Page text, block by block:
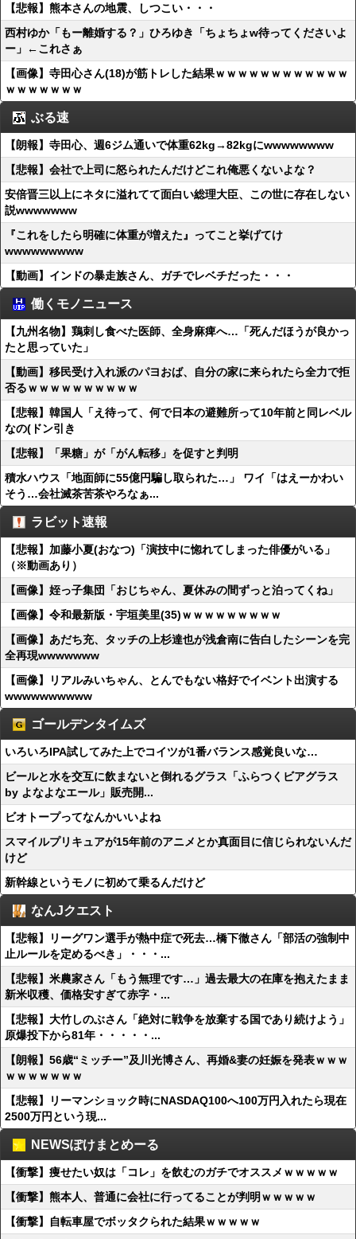
【悲報】熊本さんの地震、しつこい・・・
西村ゆか「もー離婚する？」ひろゆき「ちょちょw待ってくださいよ
ー」←これさぁ
【画像】寺田心さん(18)が筋トレした結果ｗｗｗｗｗｗｗｗｗｗｗｗ
ｗｗｗｗｗｗｗ
ぶる速
【朗報】寺田心、週6ジム通いで体重62kg→82kgにwwwwwwww
【悲報】会社で上司に怒られたんだけどこれ俺悪くないよな？
安倍晋三以上にネタに溢れてて面白い総理大臣、この世に存在しない
説wwwwwww
『これをしたら明確に体重が増えた』ってこと挙げてけ
wwwwwwwww
【動画】インドの暴走族さん、ガチでレベチだった・・・
働くモノニュース
【九州名物】鶏刺し食べた医師、全身麻痺へ…「死んだほうが良かっ
たと思っていた」
【動画】移民受け入れ派のパヨおば、自分の家に来られたら全力で拒
否るｗｗｗｗｗｗｗｗｗｗ
【悲報】韓国人「え待って、何で日本の避難所って10年前と同レベル
なの(ドン引き
【悲報】「果糖」が「がん転移」を促すと判明
積水ハウス「地面師に55億円騙し取られた…」 ワイ「はえーかわい
そう…会社滅茶苦茶やろなぁ...
ラビット速報
【悲報】加藤小夏(おなつ)「演技中に惚れてしまった俳優がいる」
（※動画あり）
【画像】姪っ子集団「おじちゃん、夏休みの間ずっと泊ってくね」
【画像】令和最新版・宇垣美里(35)ｗｗｗｗｗｗｗｗｗ
【画像】あだち充、タッチの上杉達也が浅倉南に告白したシーンを完
全再現wwwwwww
【画像】リアルみいちゃん、とんでもない格好でイベント出演する
wwwwwwwwww
ゴールデンタイムズ
いろいろIPA試してみた上でコイツが1番バランス感覚良いな…
ビールと水を交互に飲まないと倒れるグラス「ふらつくビアグラス
by よなよなエール」販売開...
ビオトープってなんかいいよね
スマイルプリキュアが15年前のアニメとか真面目に信じられないんだ
けど
新幹線というモノに初めて乗るんだけど
なんJクエスト
【悲報】リーグワン選手が熱中症で死去…橋下徹さん「部活の強制中
止ルールを定めるべき」・・・...
【悲報】米農家さん「もう無理です…」過去最大の在庫を抱えたまま
新米収穫、価格安すぎて赤字・...
【悲報】大竹しのぶさん「絶対に戦争を放棄する国であり続けよう」
原爆投下から81年・・・・・...
【朗報】56歳“ミッチー”及川光博さん、再婚&妻の妊娠を発表ｗｗｗ
ｗｗｗｗｗｗｗ
【悲報】リーマンショック時にNASDAQ100へ100万円入れたら現在
2500万円という現...
NEWSぽけまとめーる
【衝撃】痩せたい奴は「コレ」を飲むのガチでオススメｗｗｗｗｗ
【衝撃】熊本人、普通に会社に行ってることが判明ｗｗｗｗｗ
【衝撃】自転車屋でボッタクられた結果ｗｗｗｗｗ